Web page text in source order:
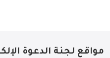
مواقع لجنة الدعوة